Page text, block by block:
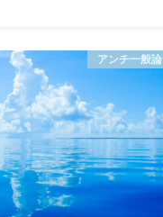
アンチ一般論